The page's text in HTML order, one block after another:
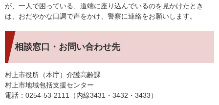
が、一人で困っている、道端に座り込んでいるのを見かけたとき
は、おだやかな口調で声をかけ、警察に連絡をお願いします。
相談窓口・お問い合わせ先
村上市役所（本庁）介護高齢課
村上市地域包括支援センター
電話：0254-53-2111（内線3431・3432・3433）